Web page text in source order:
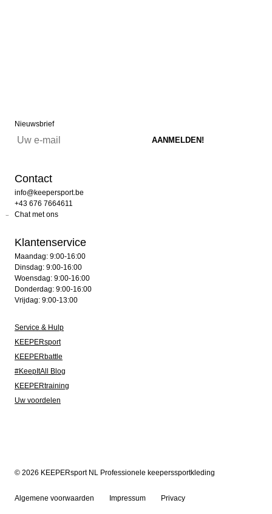
Nieuwsbrief
Contact
info@keepersport.be
+43 676 7664611
Chat met ons
Klantenservice
Maandag: 9:00-16:00
Dinsdag: 9:00-16:00
Woensdag: 9:00-16:00
Donderdag: 9:00-16:00
Vrijdag: 9:00-13:00
Service & Hulp
KEEPERsport
KEEPERbattle
#KeepItAll Blog
KEEPERtraining
Uw voordelen
© 2026 KEEPERsport NL Professionele keeperssportkleding
Algemene voorwaarden Impressum Privacy